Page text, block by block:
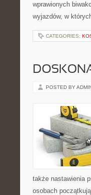
wprawionych
wyjazdów, w
CATEGORIES:
POSTED BY
także nastawienia
osobach